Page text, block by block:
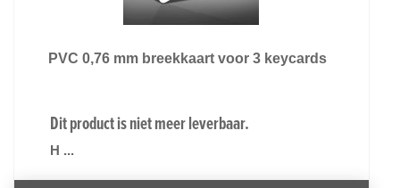
PVC 0,76 mm breekkaart voor 3 keycards
Dit product is niet meer leverbaar.
H ...